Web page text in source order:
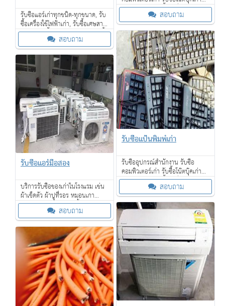
คุยกันก่อนได้ รับซื้อถึงที่ ถึงโรงงาน
ของท่าน ตามกำหนดเวลา ให้ราคาดี
สอบถาม
รับซื้อแอร์เก่าทุกชนิด-ทุกขนาด, รับ
ซื้อเครื่องใช้ไฟฟ้าเก่า, รับซื้อเศษสาย
ไฟเก่า, รับซื้อหม้อแปลงไฟฟ้า, รับซื้อ
เฟอร์นิเจอร์ไม้สักเก่าสอบถาม
รับซื้อแป้นพิมพ์เก่า
รับซื้ออุปกรณ์สำนักงาน รับซื้อ
คอมพิวเตอร์เก่า รับซื้อโน๊ตบุ๊คเก่าพูด
คุยกันก่อนได้ รับซื้อถึงที่ ถึงโรงงาน
ของท่าน ตามกำหนดเวลา ให้ราคาดี
สอบถาม
รับซื้อแอร์มือสอง
บริการรับซื้อของเก่าในโรงแรม เช่น
ผ้าเช็ดตัว ผ้าปูที่รอร หมอนเกา
เฟอร์นิเจอร์ โคมไฟ กาน้ำร้อน ไดร์
เป่าผม โซฟา เตียงนอน ที่นอน และ
อื่น ๆ
สอบถาม